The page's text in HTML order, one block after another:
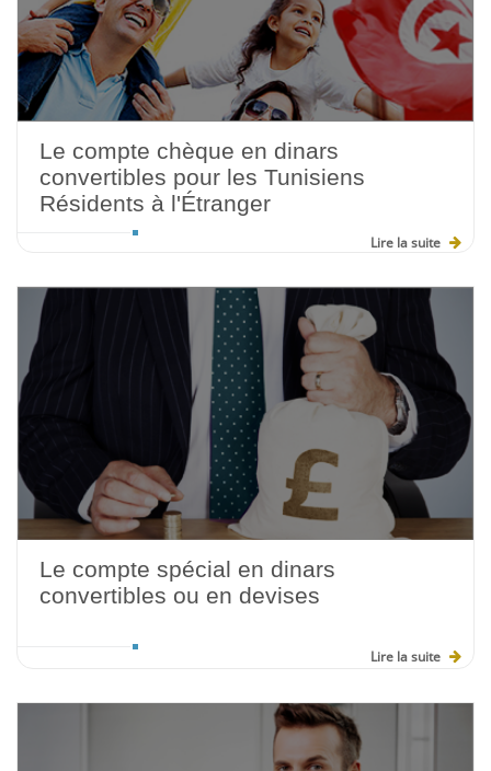
Le compte chèque en dinars
convertibles pour les Tunisiens
Résidents à l'Étranger
Lire la suite
Le compte spécial en dinars
convertibles ou en devises
Lire la suite